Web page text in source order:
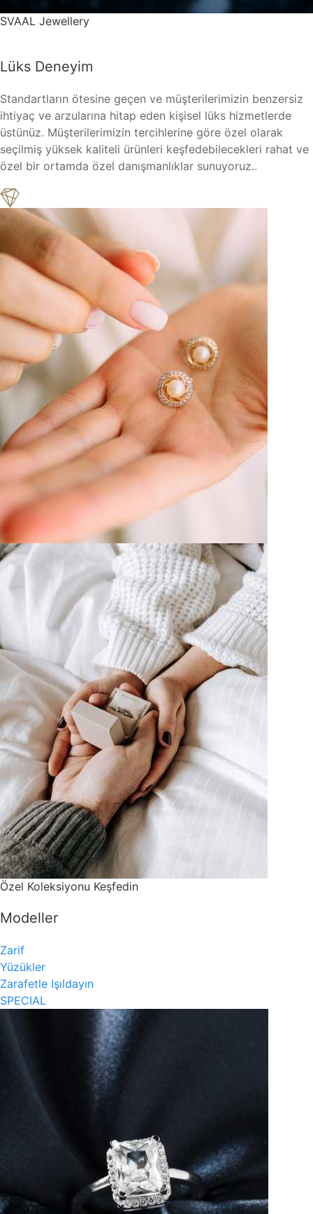
SVAAL Jewellery
Lüks Deneyim
Standartların ötesine geçen ve müşterilerimizin benzersiz
ihtiyaç ve arzularına hitap eden kişisel lüks hizmetlerde
üstünüz. Müşterilerimizin tercihlerine göre özel olarak
seçilmiş yüksek kaliteli ürünleri keşfedebilecekleri rahat ve
özel bir ortamda özel danışmanlıklar sunuyoruz..
Özel Koleksiyonu Keşfedin
Modeller
Zarif
Yüzükler
Zarafetle Işıldayın
SPECIAL